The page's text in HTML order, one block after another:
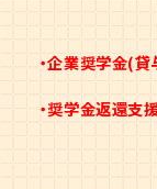
・企業奨学金(
・奨学金返還支